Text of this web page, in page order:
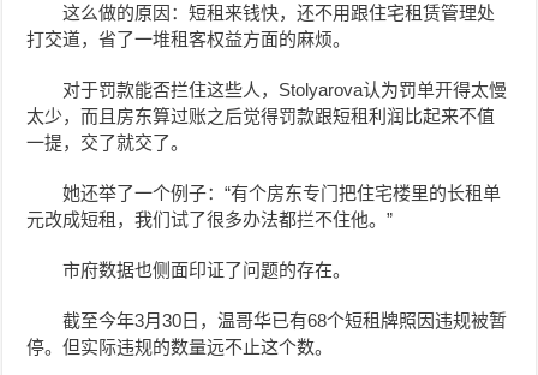
这么做的原因：短租来钱快，还不用跟住宅租赁管理处
打交道，省了一堆租客权益方面的麻烦。
对于罚款能否拦住这些人，Stolyarova认为罚单开得太慢
太少，而且房东算过账之后觉得罚款跟短租利润比起来不值
一提，交了就交了。
她还举了一个例子：“有个房东专门把住宅楼里的长租单
元改成短租，我们试了很多办法都拦不住他。”
市府数据也侧面印证了问题的存在。
截至今年3月30日，温哥华已有68个短租牌照因违规被暂
停。但实际违规的数量远不止这个数。